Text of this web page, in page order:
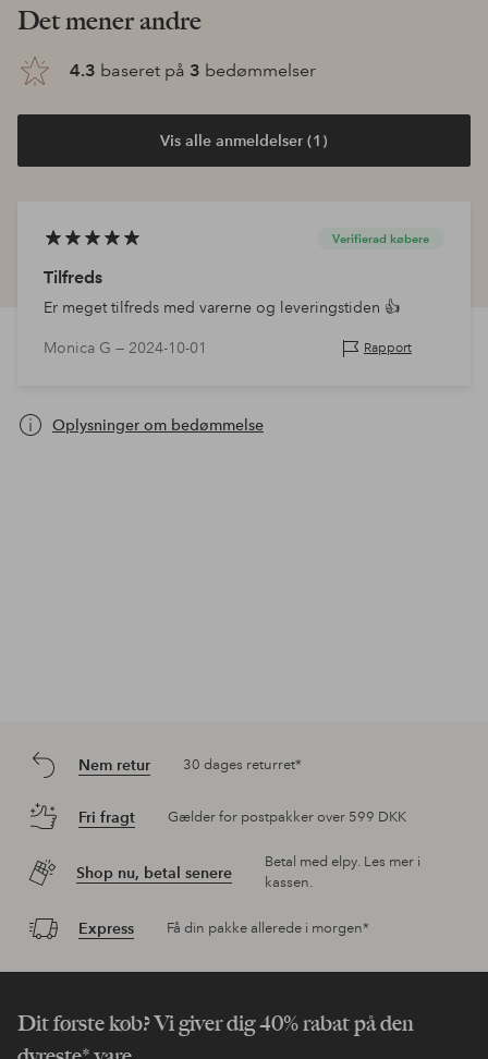
Det mener andre
4.3 baseret på 3 bedømmelser
Vis alle anmeldelser (1)
Verifierad købere
Tilfreds
Er meget tilfreds med varerne og leveringstiden 👍
Monica G — 2024-10-01 Rapport
Oplysninger om bedømmelse
Nem retur 30 dages returret*
Fri fragt Gælder for postpakker over 599 DKK
Shop nu, betal senere
Betal med elpy. Les mer i
kassen.
Express Få din pakke allerede i morgen*
Dit første køb? Vi giver dig 40% rabat på den